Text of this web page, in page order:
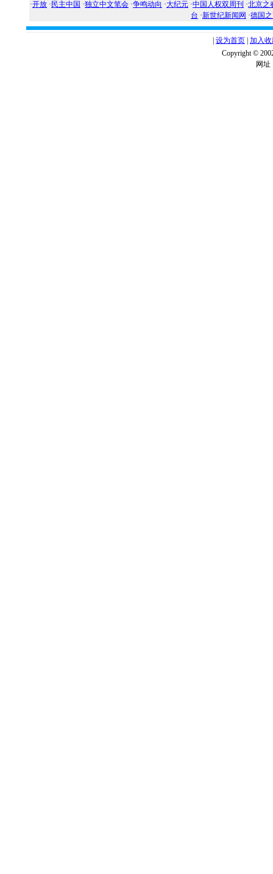
·开放 · 民主中国 ·独立中文笔会 ·争鸣动向 ·大纪元 ·中国人权双周刊 ·北京之
台 ·新世纪新闻网 ·德国
设为首页 加入
Copyright ©
网址